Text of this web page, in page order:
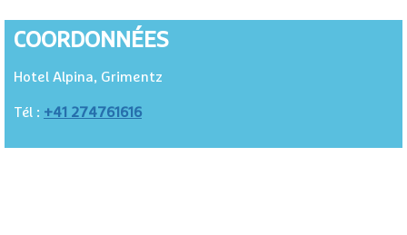
COORDONNÉES
Hotel Alpina, Grimentz
Tél : +41 274761616